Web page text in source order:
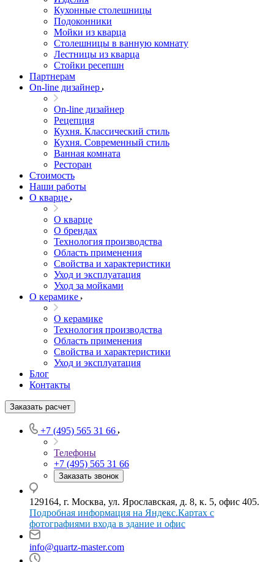
Кухонные столешницы
Подоконники
Мойки из кварца
Столешницы в ванную комнату
Лестницы из кварца
Стойки ресепшн
Партнерам
On-line дизайнер
On-line дизайнер
Рецепция
Кухня. Классический стиль
Кухня. Современный стиль
Ванная комната
Ресторан
Стоимость
Наши работы
О кварце
О кварце
О брендах
Технология производства
Область применения
Свойства и характеристики
Уход и эксплуатация
Уход за мойками
О керамике
О керамике
Технология производства
Область применения
Свойства и характеристики
Уход и эксплуатация
Блог
Контакты
Заказать расчет
+7 (495) 565 31 66
Телефоны
+7 (495) 565 31 66
Заказать звонок
129164, г. Москва, ул. Ярославская, д. 8, к. 5, офис 405.
Подробная информация на Яндекс.Картах с
фотографиями входа в здание и офис
info@quartz-master.com